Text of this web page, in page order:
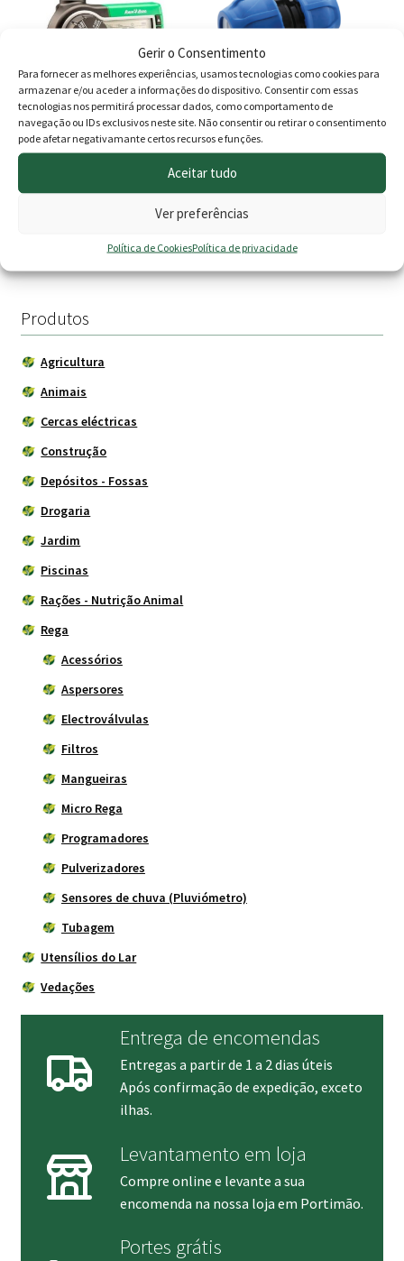
Gerir o Consentimento
Para fornecer as melhores experiências, usamos tecnologias como cookies para
armazenar e/ou aceder a informações do dispositivo. Consentir com essas
tecnologias nos permitirá processar dados, como comportamento de
navegação ou IDs exclusivos neste site. Não consentir ou retirar o consentimento
pode afetar negativamante certos recursos e funções.
Aceitar tudo
Ver preferências
Política de CookiesPolítica de privacidade
Programador torneira Rain
78.00€O
original
era:
69.00€O
preço
atual
é:
União Simpl.Redução
1.85€–19.00€Price
multiple
variants.
The
options
may
be
chosen
on
the
page
Produtos
Agricultura
Animais
Cercas eléctricas
Construção
Depósitos - Fossas
Drogaria
Jardim
Piscinas
Rações - Nutrição Animal
Rega
Acessórios
Aspersores
Electroválvulas
Filtros
Mangueiras
Micro Rega
Programadores
Pulverizadores
Sensores de chuva (Pluviómetro)
Tubagem
Utensílios do Lar
Vedações
Entrega de encomendas
Entregas a partir de 1 a 2 dias úteis
Após confirmação de expedição, exceto
ilhas.
Levantamento em loja
Compre online e levante a sua
encomenda na nossa loja em Portimão.
Portes grátis